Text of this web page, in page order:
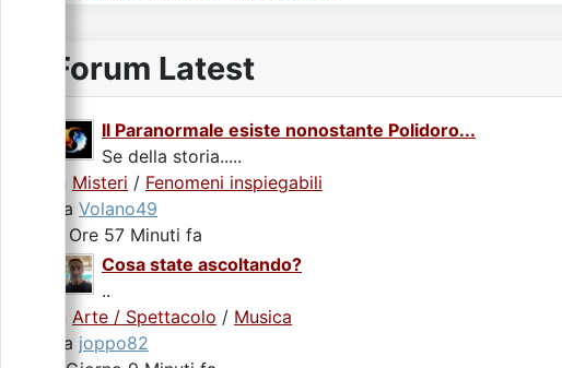
Forum Latest
Il Paranormale esiste nonostante Polidoro...
Se della storia.....
Misteri / Fenomeni inspiegabili
da Volano49
2 Ore 57 Minuti fa
Cosa state ascoltando?
..
Arte / Spettacolo / Musica
da joppo82